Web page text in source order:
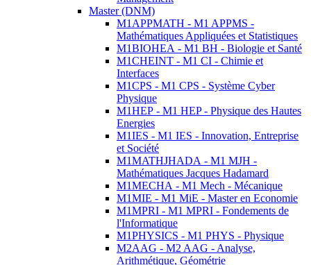
Master (DNM)
M1APPMATH - M1 APPMS -
Mathématiques Appliquées et Statistiques
M1BIOHEA - M1 BH - Biologie et Santé
M1CHEINT - M1 CI - Chimie et
Interfaces
M1CPS - M1 CPS - Système Cyber
Physique
M1HEP - M1 HEP - Physique des Hautes
Energies
M1IES - M1 IES - Innovation, Entreprise
et Société
M1MATHJHADA - M1 MJH -
Mathématiques Jacques Hadamard
M1MECHA - M1 Mech - Mécanique
M1MIE - M1 MiE - Master en Economie
M1MPRI - M1 MPRI - Fondements de
l'Informatique
M1PHYSICS - M1 PHYS - Physique
M2AAG - M2 AAG - Analyse,
Arithmétique, Géométrie